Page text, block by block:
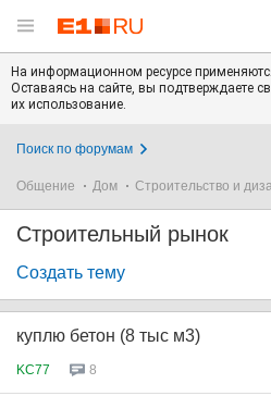
На информационном ресурсе
Оставаясь на сайте, вы подтверждаете
их использование.
Поиск по форумам
Общение Дом Строительство и
Строительный рынок
Создать тему
куплю бетон (8 тыс м3)
KC77 8